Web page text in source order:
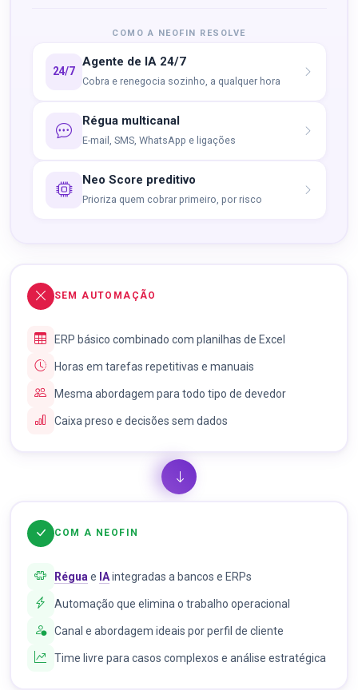
COMO A NEOFIN RESOLVE
24/7
Agente de IA 24/7
Cobra e renegocia sozinho, a qualquer hora
Régua multicanal
E-mail, SMS, WhatsApp e ligações
Neo Score preditivo
Prioriza quem cobrar primeiro, por risco
SEM AUTOMAÇÃO
ERP básico combinado com planilhas de Excel
Horas em tarefas repetitivas e manuais
Mesma abordagem para todo tipo de devedor
Caixa preso e decisões sem dados
COM A NEOFIN
Régua e IAintegradas a bancos e ERPs
Automação que elimina o trabalho operacional
Canal e abordagem ideais por perfil de cliente
Time livre para casos complexos e análise estratégica